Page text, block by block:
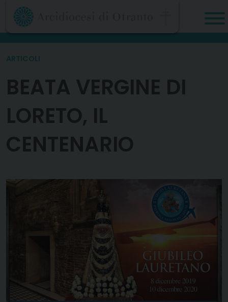
Skip
content
ARTICOLI
BEATA VERGINE DI
LORETO, IL
CENTENARIO